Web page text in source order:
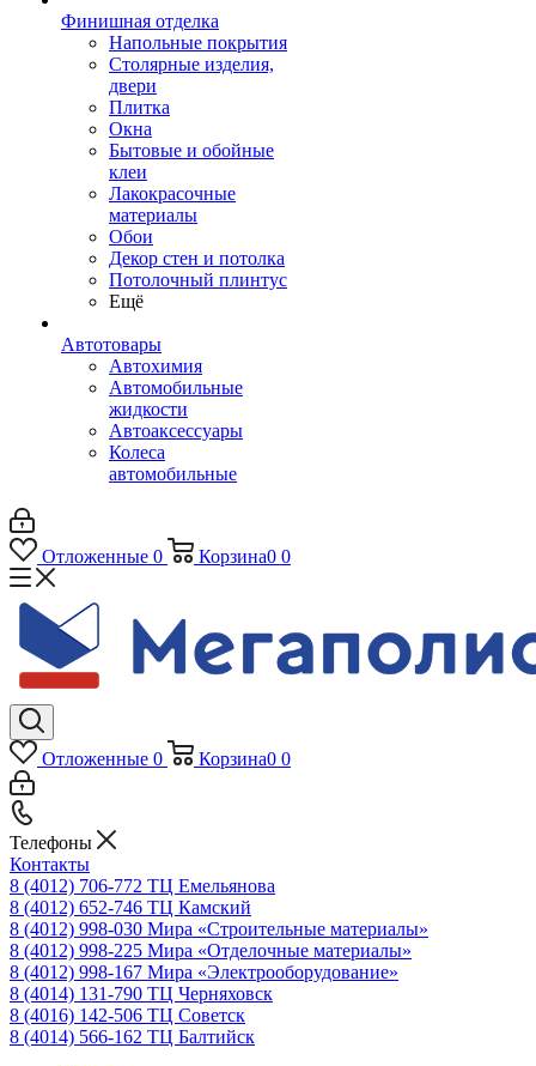
Финишная отделка
Напольные покрытия
Столярные изделия,
двери
Плитка
Окна
Бытовые и обойные
клеи
Лакокрасочные
материалы
Обои
Декор стен и потолка
Потолочный плинтус
Ещё
Автотовары
Автохимия
Автомобильные
жидкости
Автоаксессуары
Колеса
автомобильные
Отложенные 0 Корзина0 0
Отложенные 0 Корзина0 0
Телефоны
Контакты
8 (4012) 706-772 ТЦ Емельянова
8 (4012) 652-746 ТЦ Камский
8 (4012) 998-030 Мира «Строительные материалы»
8 (4012) 998-225 Мира «Отделочные материалы»
8 (4012) 998-167 Мира «Электрооборудование»
8 (4014) 131-790 ТЦ Черняховск
8 (4016) 142-506 ТЦ Советск
8 (4014) 566-162 ТЦ Балтийск